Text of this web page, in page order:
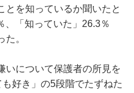
とを知っているか聞いたと
、「知っていた」26.3％
。
について保護者の所見を
も好き」の5段階でたずねた